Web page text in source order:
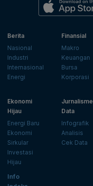
Berita
Nasional
Industri
Internasional
Energi
Finansial
Makro
Keuangan
Bursa
Korporasi
Ekonomi
Hijau
Energi Baru
Ekonomi
Sirkular
Investasi
Hijau
Jurnalisme
Data
Infografik
Analisis
Cek Data
Info